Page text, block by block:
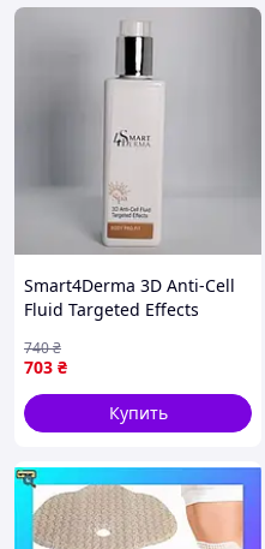
Smart4Derma 3D Anti-Cell
Fluid Targeted Effects
флюид 200 мл
703 ₴
740₴
Купить